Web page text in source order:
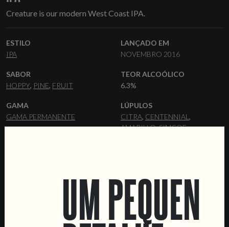
Creature is our modern West Coast IPA.
ESTILO
IPA
LANÇADO EM
NOVEMBRO 2016
SABOR
HOPPY PINE FRUIT
TEOR ALCOÓLICO
6.3%
GAMA
GAMA PERMANENTE
LÚPULOS
CITRA CENTENNIAL
AMARILLO SIMCOE
33 CL GARRAFAS
UM PEQUENO